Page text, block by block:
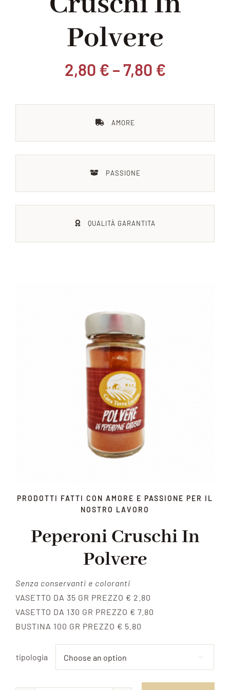
Polvere
2,80 € –7,80 €
AMORE
PASSIONE
QUALITÀ GARANTITA
PRODOTTI FATTI CON AMORE E PASSIONE PER IL
NOSTRO LAVORO
Peperoni Cruschi In
Polvere
Senza conservanti e coloranti
VASETTO DA 35 GR PREZZO € 2.80
VASETTO DA 130 GR PREZZO € 7.80
BUSTINA 100 GR PREZZO € 5.80
tipologia 